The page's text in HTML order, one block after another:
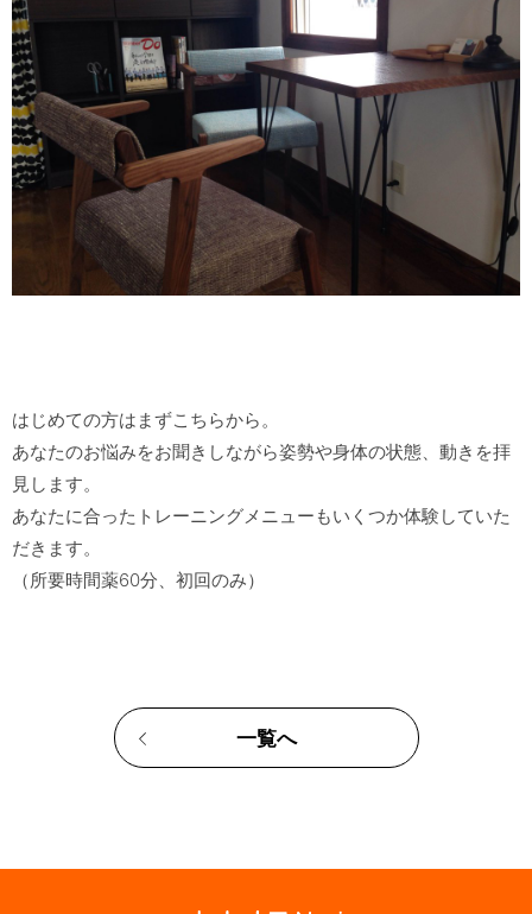
はじめての方はまずこちらから。
あなたのお悩みをお聞きしながら姿勢や身体の状態、動きを拝
見します。
あなたに合ったトレーニングメニューもいくつか体験していた
だきます。
一覧へ